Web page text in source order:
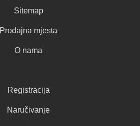
Sitemap
Prodajna mjesta
O nama
Registracija
Naručivanje